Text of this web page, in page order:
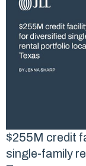
$255M credit
single-family